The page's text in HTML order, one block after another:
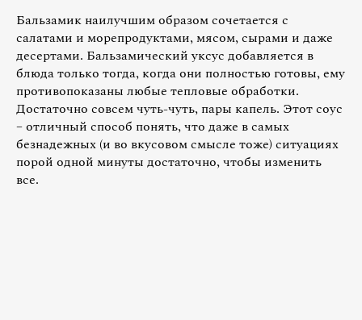
Бальзамик наилучшим образом сочетается с
салатами и морепродуктами, мясом, сырами и даже
десертами. Бальзамический уксус добавляется в
блюда только тогда, когда они полностью готовы, ему
противопоказаны любые тепловые обработки.
Достаточно совсем чуть-чуть, пары капель. Этот соус
– отличный способ понять, что даже в самых
безнадежных (и во вкусовом смысле тоже) ситуациях
порой одной минуты достаточно, чтобы изменить
все.